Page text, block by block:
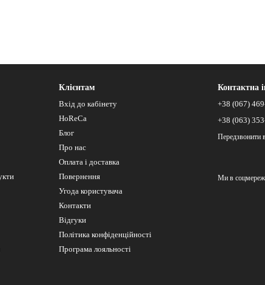
Клієнтам
Вхід до кабінету
HoReCa
Блог
Про нас
Оплата і доставка
Повернення
Угода користувача
Контакти
Відгуки
Політика конфіденційності
Програма лояльності
Контактна
+38 (067)
+38 (063)
Передзвонити
Ми в